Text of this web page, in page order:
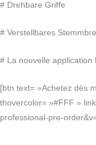
# Drehbare Griffe
# Verstellbares
# La nouvelle application
[btn text= »Achetez dès
thovercolor= »#FFF »
professional-pre-